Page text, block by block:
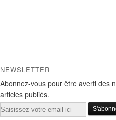
NEWSLETTER
Abonnez-vous pour être averti des
articles publiés.
Email